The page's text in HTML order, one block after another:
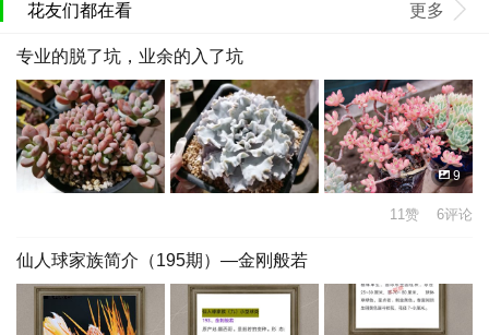
花友们都在看 更多
专业的脱了坑，业余的入了坑
9
11赞 6评论
仙人球家族简介（195期）—金刚般若